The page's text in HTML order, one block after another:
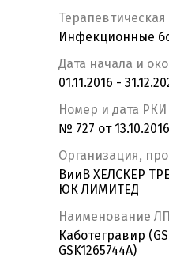
Терапевтическая
Инфекционные
Дата начала и
01.11.2016 -
Номер и дата РКИ
№ 727 от 13.10.2016
Организация,
ВииВ ХЕЛСКЕР
ЮК ЛИМИТЕД
Наименование ЛП
Каботегравир
GSK1265744A)